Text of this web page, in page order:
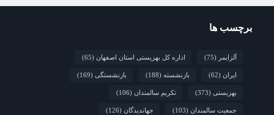
محلی و مشارکت اجتماعی
مورد چگونگی مشارکت رویکردهای جامعه‌محور در سالمندی سالم
فارس/ سه‌گانه افتتاح مراکز سالمندان در هفته
بهزیستی؛ پاسداشت مقام مادربزرگ‌ها و پدربزرگ‌ها
برچسب ها
آلزایمر (75) اداره کل بهزیستی استان اصفهان (65)
ایران (62) بازنشسته (188) بازنشستگی (169)
بهزیستی (373) تکریم سالمندان (106)
جمعیت سالمندان (103) جهاندیدگان (126)